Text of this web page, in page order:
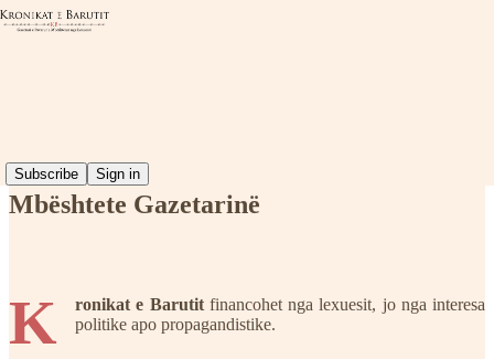
Subscribe Sign in
Mbështete Gazetarinë
K ronikat e Barutitfinancohet nga lexuesit, jo nga interesa
politike apo propagandistike.